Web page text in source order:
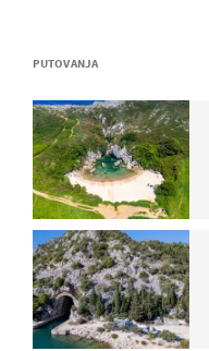
PUTOVANJA